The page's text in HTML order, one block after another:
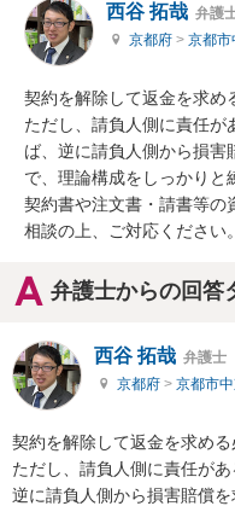
西谷 拓哉 弁護
京都府 > 京都市
契約を解除して返金を求め
ただし、請負人側に責任が
ば、逆に請負人側から損害
で、理論構成をしっかりと
契約書や注文書・請書等の
相談の上、ご対応ください。
弁護士からの回答
西谷 拓哉 弁護士
京都府 > 京都市
契約を解除して返金を求める
ただし、請負人側に責任が
逆に請負人側から損害賠償